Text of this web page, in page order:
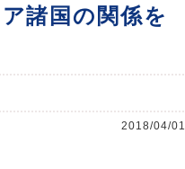
諸国の関係を
2018/04/01